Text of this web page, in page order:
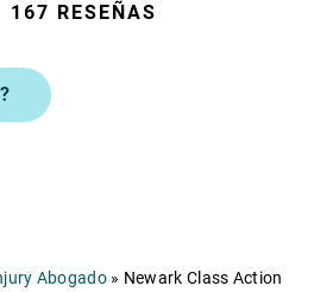
167 RESEÑAS
Abogado» Newark Class Action